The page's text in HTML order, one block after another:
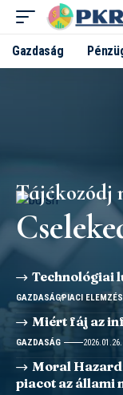
Gazdaság
Tájékozódj
Technológiai
GAZDASÁGPIACI
Miért fáj az
GAZDASÁG 2026.01.26.
Moral
piacot az állami